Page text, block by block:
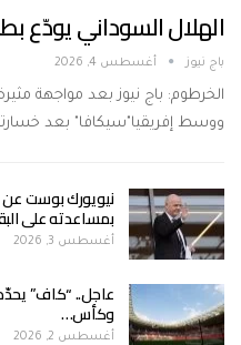
الهلال السوداني يودّع
باج نيوز أغسطس 4, 2026
الخرطوم: باج نيوز بعد مواجهة
ووسط إفريقيا"سيكافا" بعد
نيويورك بوست عن
بمساعدته على
أغسطس 3, 2026
عاجل.. “كاف”
وكأس…
أغسطس 2, 2026